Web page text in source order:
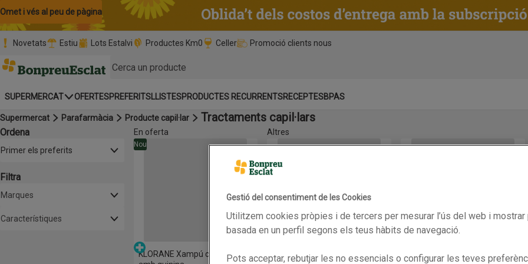
Omet i vés al contingut
Omet i vés a la cerca
Omet i vés al peu de pàgina
Novetats Estiu Lots Estalvi Productes Km0 Celler Promoció clients nous
SUPERMERCAT OFERTESPREFERITSLLISTESPRODUCTES RECURRENTSRECEPTESBPAS
Supermercat Parafarmàcia Producte capil·lar Tractaments capil·lars
Ordena
Obre-ho per veure una llista de les opcions d'ordenació
Primer els preferits
Filtra
Marques
Característiques
Llista de productes
En oferta
NouKLORANE Xampú creixement amb quinina
Parafarmàcia
KLORANE Xampú creixement
Altres
PILEXIL Xampú anticaiguda tripl3
Parafarmàcia
PILEXIL Xampú anticaiguda
PARANIX Tractament contra
Parafarmàcia
PARANIX Tractament contra
Gestió del consentiment de les Cookies
Utilitzem cookies pròpies i de tercers per mesurar l’ús del web i
basada en un perfil segons els teus hàbits de navegació.
Pots acceptar, rebutjar les no essencials o configurar les teves